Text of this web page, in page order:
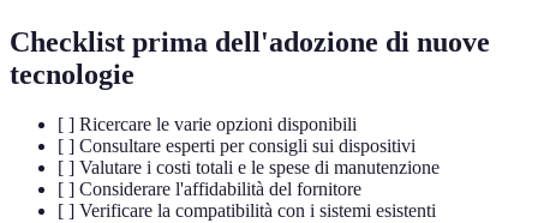
Checklist prima dell'adozione di nuove
tecnologie
[ ] Ricercare le varie opzioni disponibili
[ ] Consultare esperti per consigli sui dispositivi
[ ] Valutare i costi totali e le spese di manutenzione
[ ] Considerare l'affidabilità del fornitore
[ ] Verificare la compatibilità con i sistemi esistenti